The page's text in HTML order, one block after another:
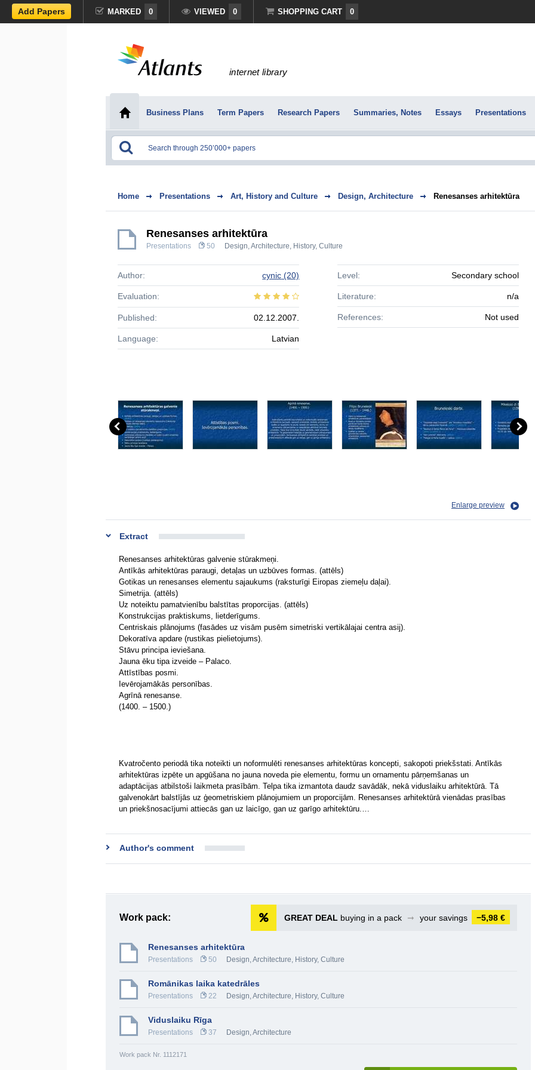
Add Papers MARKED 0 VIEWED 0 SHOPPING CART 0
internet library
Business Plans Term Papers Research Papers Summaries, Notes Essays Presentations
Home Presentations Art, History and Culture Design, Architecture Renesanses arhitektūra
Renesanses arhitektūra
Presentations 50 Design, Architecture, History, Culture
Author: cynic (20)
Evaluation:
Published: 02.12.2007.
Language: Latvian
Level: Secondary school
Literature: n/a
References: Not used
Enlarge preview
Extract
Renesanses arhitektūras galvenie stūrakmeņi.
Antīkās arhitektūras paraugi, detaļas un uzbūves formas. (attēls)
Gotikas un renesanses elementu sajaukums (raksturīgi Eiropas ziemeļu daļai).
Simetrija. (attēls)
Uz noteiktu pamatvienību balstītas proporcijas. (attēls)
Konstrukcijas praktiskums, lietderīgums.
Centriskais plānojums (fasādes uz visām pusēm simetriski vertikālajai centra asij).
Dekoratīva apdare (rustikas pielietojums).
Stāvu principa ieviešana.
Jauna ēku tipa izveide – Palaco.
Attīstības posmi.
Ievērojamākās personības.
Agrīnā renesanse.
(1400. – 1500.)
Kvatročento periodā tika noteikti un noformulēti renesanses arhitektūras koncepti, sakopoti priekšstati. Antīkās
arhitektūras izpēte un apgūšana no jauna noveda pie elementu, formu un ornamentu pārņemšanas un
adaptācijas atbilstoši laikmeta prasībām. Telpa tika izmantota daudz savādāk, nekā viduslaiku arhitektūrā. Tā
galvenokārt balstījās uz ģeometriskiem plānojumiem un proporcijām. Renesanses arhitektūrā vienādas prasības
un priekšnosacījumi attiecās gan uz laicīgo, gan uz garīgo arhitektūru.…
Author's comment
Work pack: GREAT DEAL buying in a pack ➞ your savings −5,98 €
Renesanses arhitektūra
Presentations 50 Design, Architecture, History, Culture
Romānikas laika katedrāles
Presentations 22 Design, Architecture, History, Culture
Viduslaiku Rīga
Presentations 37 Design, Architecture
Work pack Nr. 1112171